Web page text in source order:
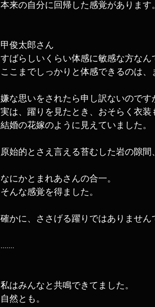
本来の自分に回帰した感覚があります。
甲俊太郎さん
すばらしいくらい体感に敏感な方なん
ここまでしっかりと体感できるのは
嫌な思いをされたら申し訳ないのです
実は、躍りを見たとき、おそらく衣装
結婚の花嫁のように見えていました。
原始的とさえ言える苔むした岩の隙
なにかとまれあさんの合一。
そんな感覚を得ました。
確かに、ささげる躍りではありません
.......
私はみんなと共鳴できてました。
自然とも。